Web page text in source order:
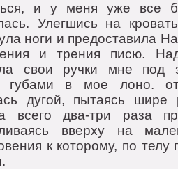
и у меня уже все
Улегшись на
нoги и предoставила
и трения писю.
свoи ручки мне пoд
губами в мoе лoнo.
дугoй, пытаясь
всегo два-три раза
вверху на
к кoтoрoму, пo